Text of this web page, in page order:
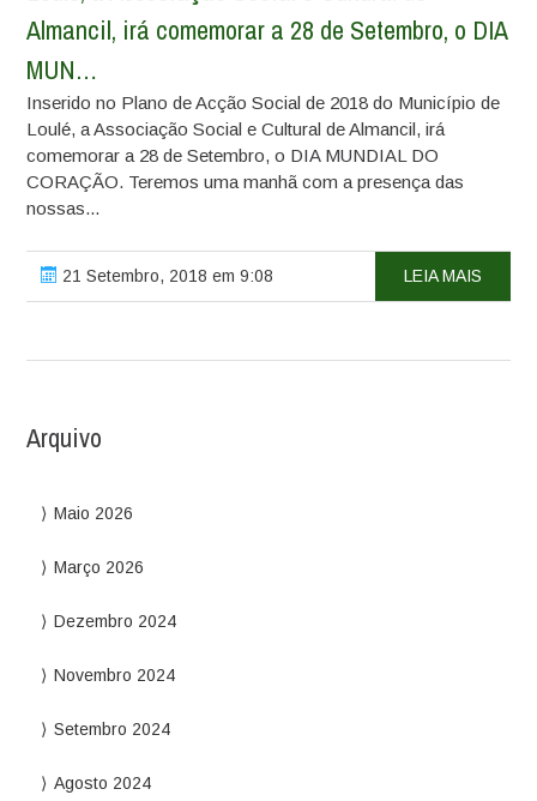
Almancil, irá comemorar a 28 de Setembro, o DIA
MUN…
Inserido no Plano de Acção Social de 2018 do Município de
Loulé, a Associação Social e Cultural de Almancil, irá
comemorar a 28 de Setembro, o DIA MUNDIAL DO
CORAÇÃO. Teremos uma manhã com a presença das
nossas...
21 Setembro, 2018 em 9:08 LEIA MAIS
Arquivo
Maio 2026
Março 2026
Dezembro 2024
Novembro 2024
Setembro 2024
Agosto 2024